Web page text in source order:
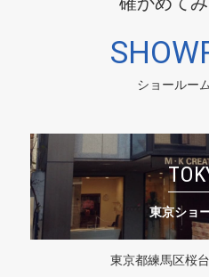
ショールー
東京ショ
東京都練馬区桜